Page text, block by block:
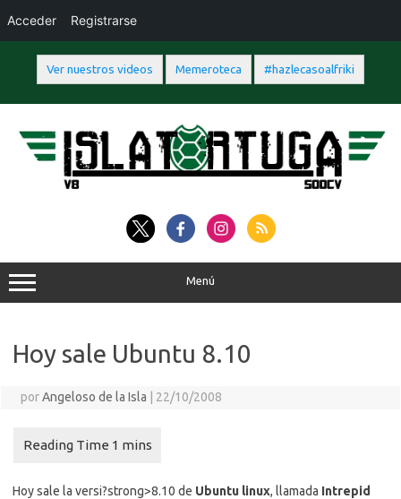
Ver nuestros videos Memeroteca #hazlecasoalfriki
contenido
Menú
Hoy sale Ubuntu 8.10
porAngeloso de la Isla 22/10/2008
Hoy sale la versi?strong>8.10 de Ubuntu linux, llamada Intrepid
Acceder Registrarse